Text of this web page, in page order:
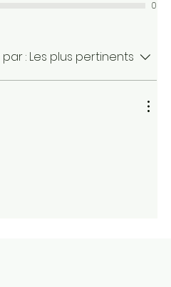
0
par : Les plus pertinents